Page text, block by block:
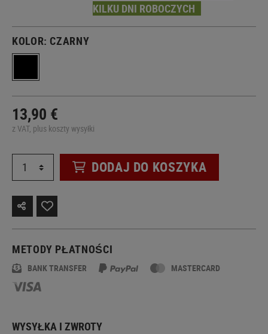
KILKU DNI ROBOCZYCH
KOLOR: CZARNY
13,90 €
z VAT, plus koszty wysyłki
DODAJ DO KOSZYKA
METODY PŁATNOŚCI
BANK TRANSFER MASTERCARD
WYSYŁKA I ZWROTY